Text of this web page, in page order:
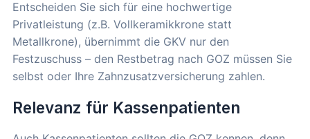
Entscheiden Sie sich für eine hochwertige
Privatleistung (z.B. Vollkeramikkrone statt
Metallkrone), übernimmt die GKV nur den
Festzuschuss – den Restbetrag nach GOZ müssen Sie
selbst oder Ihre Zahnzusatzversicherung zahlen.
Relevanz für Kassenpatienten